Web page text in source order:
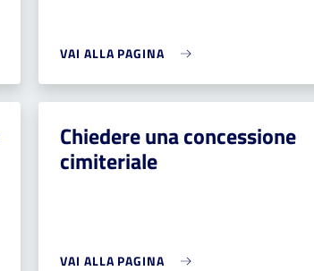
VAI ALLA PAGINA
Chiedere una concessione
cimiteriale
VAI ALLA PAGINA